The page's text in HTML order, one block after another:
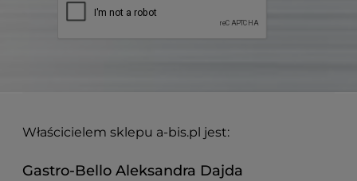
Właścicielem sklepu a-bis.pl jest:
Gastro-Bello Aleksandra Dajda